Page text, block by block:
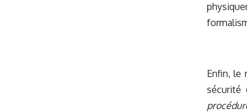
Enfin, le
sécurité